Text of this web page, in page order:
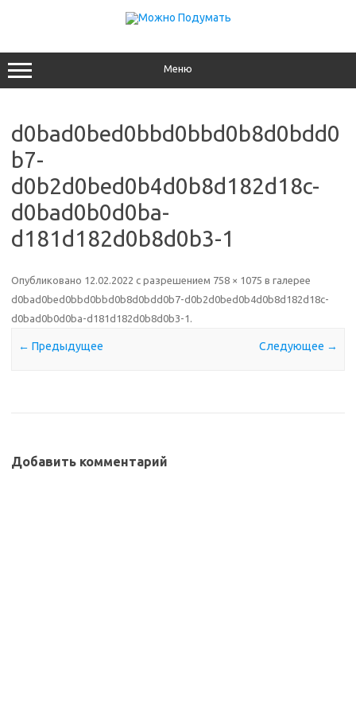
Меню
d0bad0bed0bbd0bbd0b8d0bdd0
b7-
d0b2d0bed0b4d0b8d182d18c-
d0bad0b0d0ba-
d181d182d0b8d0b3-1
Опубликовано 12.02.2022 с разрешением 758 × 1075 в галерее
d0bad0bed0bbd0bbd0b8d0bdd0b7-d0b2d0bed0b4d0b8d182d18c-
d0bad0b0d0ba-d181d182d0b8d0b3-1 .
← Предыдущее Следующее →
Добавить комментарий